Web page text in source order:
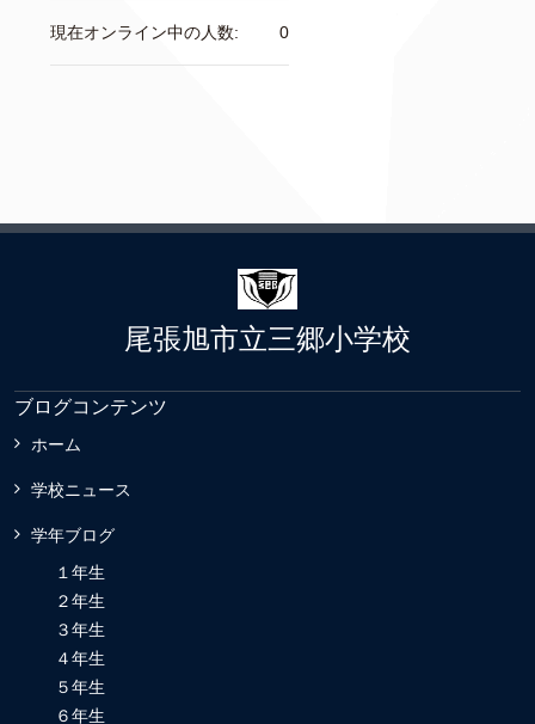
0
現在オンライン中の人数:
尾張旭市立三郷小学校
ブログコンテンツ
ホーム
学校ニュース
学年ブログ
１年生
２年生
３年生
４年生
５年生
６年生